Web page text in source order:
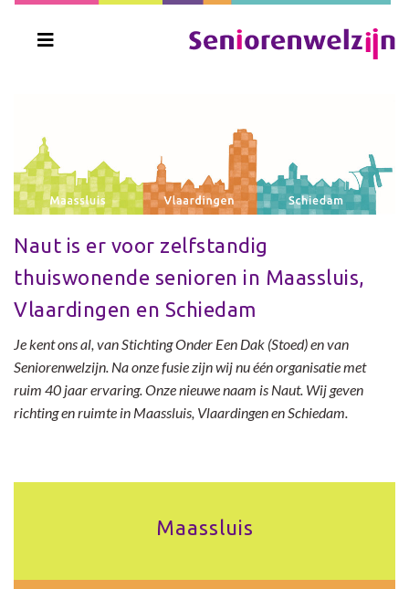
Naut is er voor zelfstandig
thuiswonende senioren in Maassluis,
Vlaardingen en Schiedam
Je kent ons al, van Stichting Onder Een Dak (Stoed) en van
Seniorenwelzijn. Na onze fusie zijn wij nu één organisatie met
ruim 40 jaar ervaring. Onze nieuwe naam is Naut. Wij geven
richting en ruimte in Maassluis, Vlaardingen en Schiedam.
Maassluis